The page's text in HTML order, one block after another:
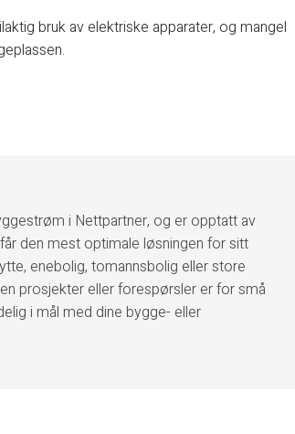
bruk av elektriske apparater, og mangel
i Nettpartner, og er opptatt av
den mest optimale løsningen for sitt
enebolig, tomannsbolig eller store
prosjekter eller forespørsler er for små
i mål med dine bygge- eller